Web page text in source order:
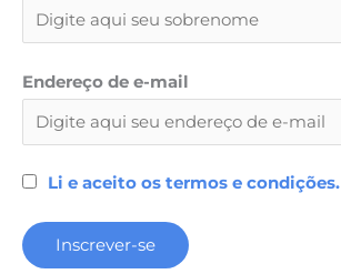
Endereço de e-mail
Li e aceito os termos e condições.